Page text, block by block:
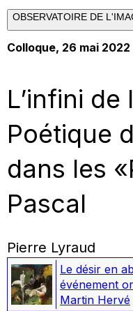
OBSERVATOIRE DE
Colloque, 26 mai 2022
L’infini
Poétique
dans les
Pascal
Pierre Lyraud
Le désir en
événement
Martin Hervé